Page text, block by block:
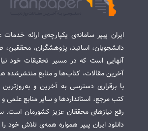
ایران پیپر سامانه‌ی یکپارچه‌ی ارائه
دانشجویان، اساتید، پژوهشگران،
آنهایی است که در مسیر تحقیقات خود
آخرین مقالات، کتاب‌ها و منابع منتشرشده
با برقراری دسترسی به آخرین و به‌روزترین
کتب مرجع، استانداردها و سایر منابع
رفع نیازهای محققان عزیز کشورمان است.
دانلود ایران پیپر همواره همه‌ی تلاش خود